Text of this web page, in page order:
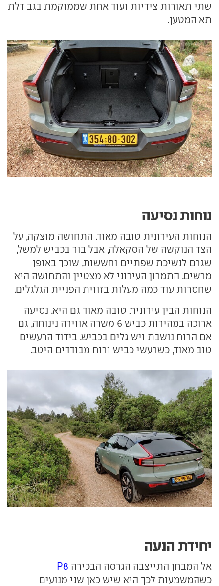
שתי תאורות צידיות ועוד אחת שממוקמת בגב דלת
תא המטען.
נוחות נסיעה
הנוחות העירונית טובה מאוד. התחושה מוצקה, על
הצד הנוקשה של הסקאלה, אבל בור בכביש למשל,
שגרם לנשיכת שפתיים וחששות, שוכך באופן
מרשים. התמרון העירוני לא מצטיין והתחושה היא
שחסרות עוד כמה מעלות בזווית הפניית הגלגלים.
הנוחות הבין עירונית טובה מאוד גם היא. נסיעה
ארוכה במהירות כביש 6 משרה אווירה נינוחה, גם
אם הרוח נושבת ויש גלים בכביש. בידוד הרעשים
טוב מאוד, כשרעשי כביש ורוח מבודדים היטב.
יחידת הנעה
אל המבחן התייצבה הגרסה הבכירה P8
כשהמשמעות לכך היא שיש כאן שני מנועים